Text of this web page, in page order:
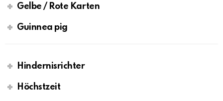
Gelbe / Rote Karten
Guinnea pig
Hindernisrichter
Höchstzeit